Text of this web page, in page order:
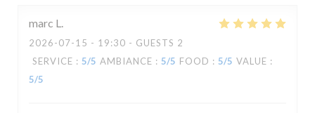
marc L
2026-07-15 - 19:30 - GUESTS 2
SERVICE : 5/5 AMBIANCE : 5/5 FOOD : 5/5 VALUE :
5/5